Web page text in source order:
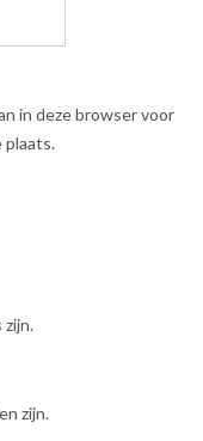
in deze browser voor
plaats.
zijn.
zijn.